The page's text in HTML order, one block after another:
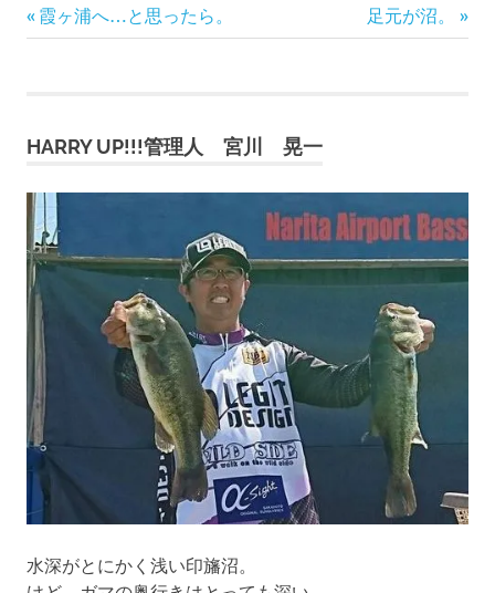
投
ビ
ゲ
ー
シ
ョ
ン
前
の
霞ヶ浦へ…と思ったら。
次
の
足元が沼。
HARRY UP!!!管理人 宮川 晃一
水深がとにかく浅い印旛沼。